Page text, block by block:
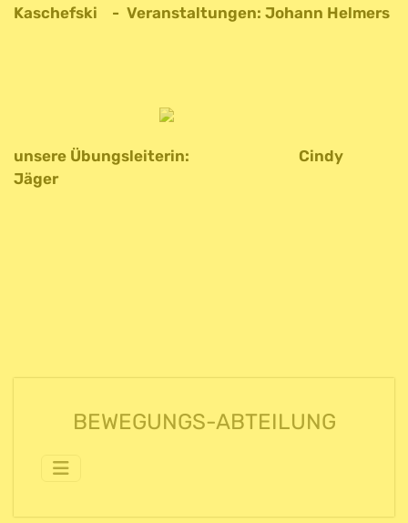
Kaschefski - Veranstaltungen: Johann Helmers
unsere Übungsleiterin: Cindy
Jäger
BEWEGUNGS-ABTEILUNG